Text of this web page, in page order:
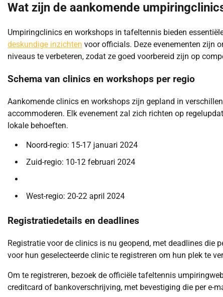
Wat zijn de aankomende
Umpiringclinics en workshops in tafeltennis bieden
deskundige inzichten voor officials. Deze evenementen zijn
niveaus te verbeteren, zodat ze goed voorbereid zijn op
Schema van clinics en workshops per regio
Aankomende clinics en workshops zijn gepland in
accommoderen. Elk evenement zal zich richten op
lokale behoeften.
Noord-regio: 15-17 januari 2024
Zuid-regio: 10-12 februari 2024
West-regio: 20-22 april 2024
Registratiedetails en deadlines
Registratie voor de clinics is nu geopend, met deadlines die
voor hun geselecteerde clinic te registreren om hun plek te
Om te registreren, bezoek de officiële tafeltennis
creditcard of bankoverschrijving, met bevestiging die per e-